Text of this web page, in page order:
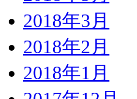
2018年3月
2018年2月
2018年1月